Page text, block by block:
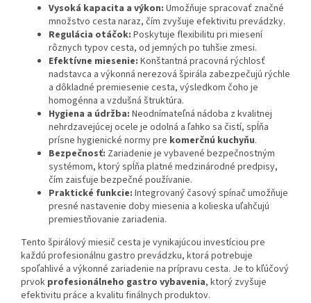
Vysoká kapacita a výkon: Umožňuje spracovať značné
množstvo cesta naraz, čím zvyšuje efektivitu prevádzky.
Regulácia otáčok: Poskytuje flexibilitu pri miesení
rôznych typov cesta, od jemných po tuhšie zmesi.
Efektívne miesenie: Konštantná pracovná rýchlosť
nadstavca a výkonná nerezová špirála zabezpečujú rýchle
a dôkladné premiesenie cesta, výsledkom čoho je
homogénna a vzdušná štruktúra.
Hygiena a údržba: Neodnímateľná nádoba z kvalitnej
nehrdzavejúcej ocele je odolná a ľahko sa čistí, spĺňa
prísne hygienické normy pre komerčnú kuchyňu.
Bezpečnosť: Zariadenie je vybavené bezpečnostným
systémom, ktorý spĺňa platné medzinárodné predpisy,
čím zaisťuje bezpečné používanie.
Praktické funkcie: Integrovaný časový spínač umožňuje
presné nastavenie doby miesenia a kolieska uľahčujú
premiestňovanie zariadenia.
Tento špirálový miesič cesta je vynikajúcou investíciou pre
každú profesionálnu gastro prevádzku, ktorá potrebuje
spoľahlivé a výkonné zariadenie na prípravu cesta. Je to kľúčový
prvok profesionálneho gastro vybavenia, ktorý zvyšuje
efektivitu práce a kvalitu finálnych produktov.